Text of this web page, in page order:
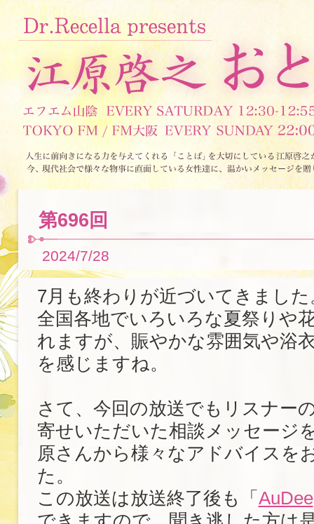
第696回
2024/7/28
7月も終わりが近づいてきました
全国各地でいろいろな夏祭りや
れますが、賑やかな雰囲気や浴
を感じますね。
さて、今回の放送でもリスナー
寄せいただいた相談メッセージ
原さんから様々なアドバイスを
た。
この放送は放送終了後も「 AuDee